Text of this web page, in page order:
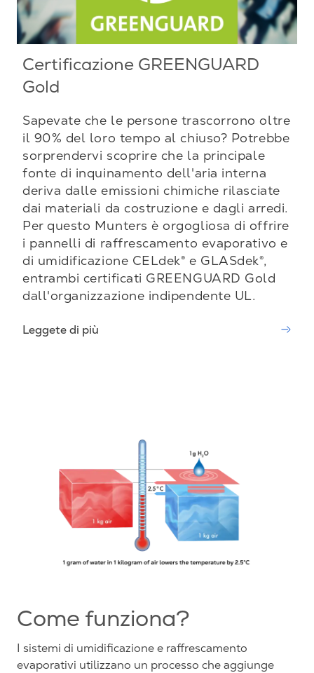
Certificazione GREENGUARD
Gold
Sapevate che le persone trascorrono oltre
il 90% del loro tempo al chiuso? Potrebbe
sorprendervi scoprire che la principale
fonte di inquinamento dell'aria interna
deriva dalle emissioni chimiche rilasciate
dai materiali da costruzione e dagli arredi.
Per questo Munters è orgogliosa di offrire
i pannelli di raffrescamento evaporativo e
di umidificazione CELdek® e GLASdek®,
entrambi certificati GREENGUARD Gold
dall'organizzazione indipendente UL.
Leggete di più
Come funziona?
I sistemi di umidificazione e raffrescamento
evaporativi utilizzano un processo che aggiunge